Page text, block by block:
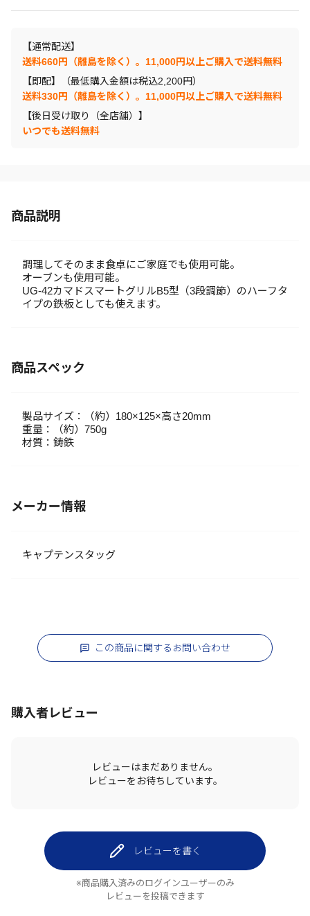
【通常配送】
送料660円（離島を除く）。11,000円以上ご購入で送料無料
【即配】（最低購入金額は税込2,200円）
送料330円（離島を除く）。11,000円以上ご購入で送料無料
【後日受け取り（全店舗）】
いつでも送料無料
商品説明
調理してそのまま食卓にご家庭でも使用可能。
オーブンも使用可能。
UG-42カマドスマートグリルB5型（3段調節）のハーフタ
イプの鉄板としても使えます。
商品スペック
製品サイズ：（約）180×125×高さ20mm
重量：（約）750g
材質：鋳鉄
メーカー情報
キャプテンスタッグ
この商品に関するお問い合わせ
購入者レビュー
レビューはまだありません。
レビューをお待ちしています。
レビューを書く
※商品購入済みのログインユーザーのみ
レビューを投稿できます